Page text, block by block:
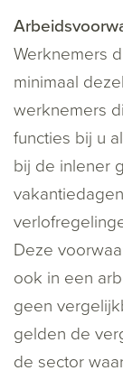
Werknemers
minimaal
werknemers
functies bij u
bij de inlener
Deze
ook in een
geen
gelden de
de sector